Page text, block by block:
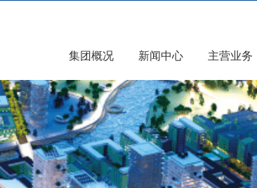
集团概况 新闻中心 主营业务